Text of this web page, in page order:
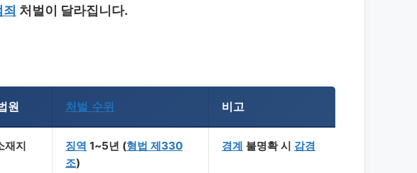
처벌이 달라집니다.
원 처벌 수위 비고
재지 징역 1~5년 (형법 제330
조)
경계 불명확 시 감경